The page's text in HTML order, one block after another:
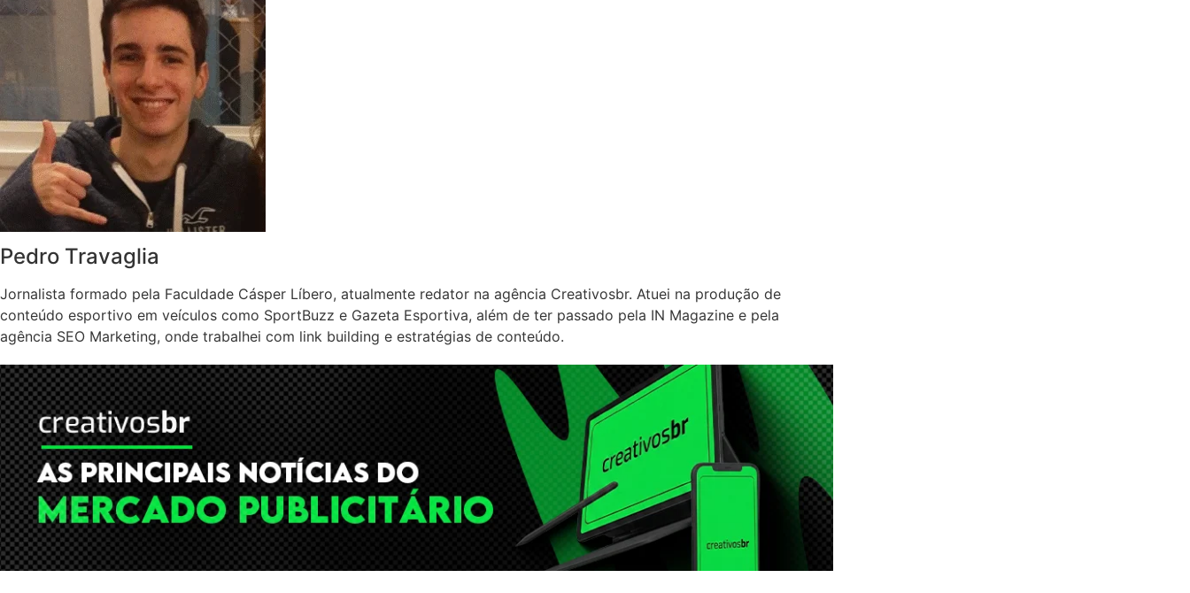
Pedro Travaglia
Jornalista formado pela Faculdade Cásper Líbero, atualmente redator na agência Creativosbr. Atuei na produção de
conteúdo esportivo em veículos como SportBuzz e Gazeta Esportiva, além de ter passado pela IN Magazine e pela
agência SEO Marketing, onde trabalhei com link building e estratégias de conteúdo.